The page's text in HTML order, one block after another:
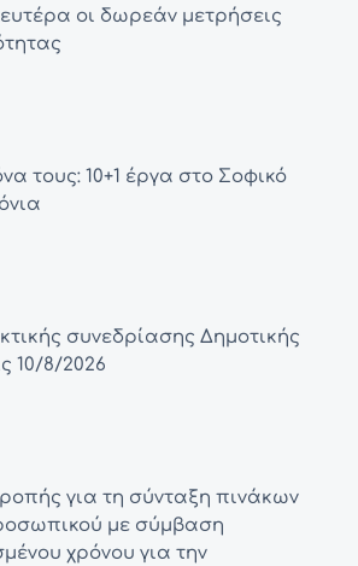
οι δωρεάν μετρήσεις
τους: 10+1 έργα στο Σοφικό
συνεδρίασης Δημοτικής
10/8/2026
για τη σύνταξη πινάκων
με σύμβαση
χρόνου για την